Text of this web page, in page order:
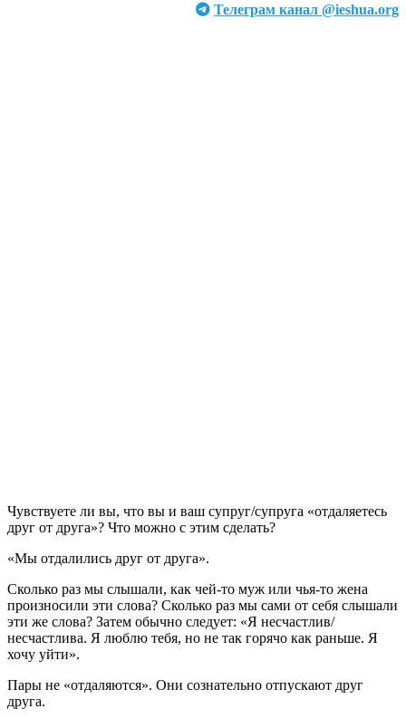
Телеграм канал @ieshua.org
Чувствуете ли вы, что вы и ваш супруг/супруга «отдаляетесь
друг от друга»? Что можно с этим сделать?
«Мы отдалились друг от друга».
Сколько раз мы слышали, как чей-то муж или чья-то жена
произносили эти слова? Сколько раз мы сами от себя слышали
эти же слова? Затем обычно следует: «Я несчастлив/
несчастлива. Я люблю тебя, но не так горячо как раньше. Я
хочу уйти».
Пары не «отдаляются». Они сознательно отпускают друг
друга.